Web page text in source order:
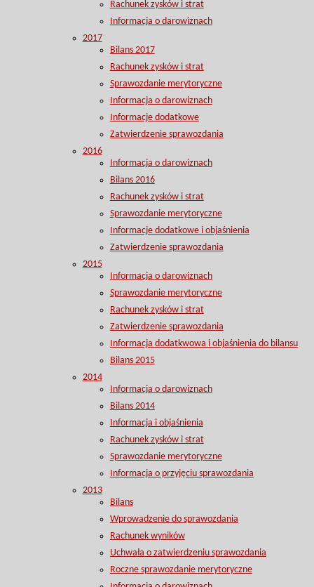
Rachunek zysków i strat
Informacja o darowiznach
2017
Bilans 2017
Rachunek zysków i strat
Sprawozdanie merytoryczne
Informacja o darowiznach
Informacje dodatkowe
Zatwierdzenie sprawozdania
2016
Informacja o darowiznach
Bilans 2016
Rachunek zysków i strat
Sprawozdanie merytoryczne
Informacje dodatkowe i objaśnienia
Zatwierdzenie sprawozdania
2015
Informacja o darowiznach
Sprawozdanie merytoryczne
Rachunek zysków i strat
Zatwierdzenie sprawozdania
Informacja dodatkwowa i objaśnienia do bilansu
Bilans 2015
2014
Informacja o darowiznach
Bilans 2014
Informacja i objaśnienia
Rachunek zysków i strat
Sprawozdanie merytoryczne
Informacja o przyjęciu sprawozdania
2013
Bilans
Wprowadzenie do sprawozdania
Rachunek wyników
Uchwała o zatwierdzeniu sprawozdania
Roczne sprawozdanie merytoryczne